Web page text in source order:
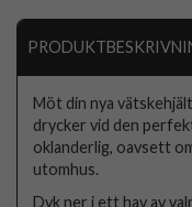
Möt din nya
drycker vid den
oklanderlig, oavsett
utomhus.
Dyk ner i ett hav av